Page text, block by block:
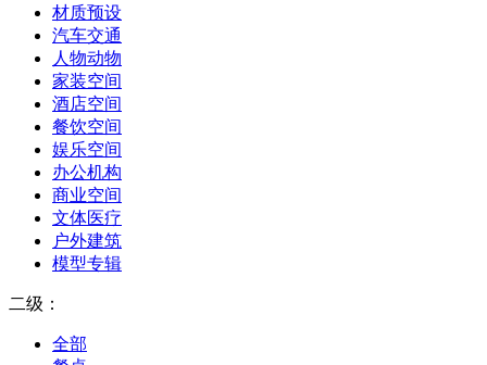
材质预设
汽车交通
人物动物
家装空间
酒店空间
餐饮空间
娱乐空间
办公机构
商业空间
文体医疗
户外建筑
模型专辑
二级：
全部